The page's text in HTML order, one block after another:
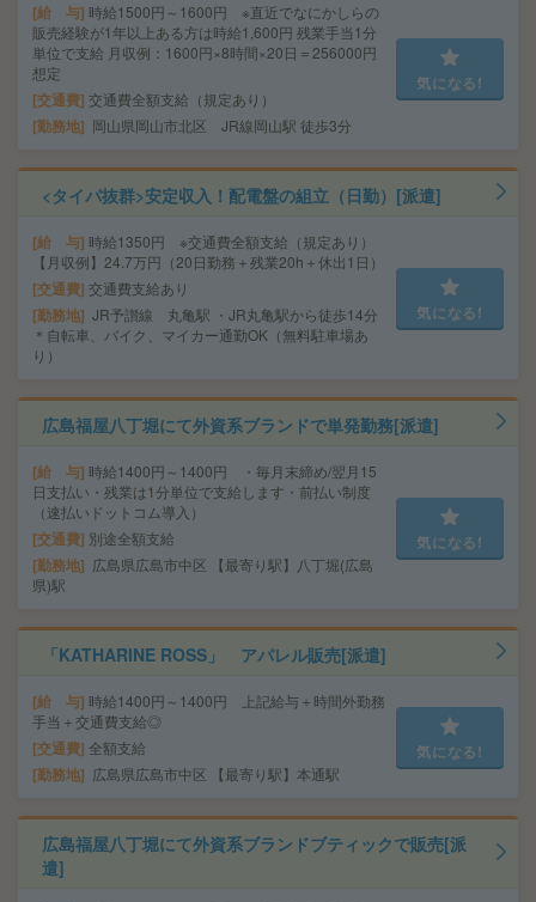
給 与 時給1500円～1600円 ※直近でなにかしらの
販売経験が1年以上ある方は時給1,600円 残業手当1分
単位で支給 月収例：1600円×8時間×20日＝256000円
想定
交通費 交通費全額支給（規定あり）
勤務地 岡山県岡山市北区 JR線岡山駅 徒歩3分
気になる!
<タイパ抜群>安定収入！配電盤の組立（日勤）[派遣]
給 与 時給1350円 ※交通費全額支給（規定あり）
【月収例】24.7万円（20日勤務＋残業20h＋休出1日）
交通費 交通費支給あり
勤務地 JR予讃線 丸亀駅 ・JR丸亀駅から徒歩14分
＊自転車、バイク、マイカー通勤OK（無料駐車場あ
り）
気になる!
広島福屋八丁堀にて外資系ブランドで単発勤務[派遣]
給 与 時給1400円～1400円 ・毎月末締め/翌月15
日支払い・残業は1分単位で支給します・前払い制度
（速払いドットコム導入）
交通費 別途全額支給
勤務地
広島県広島市中区 【最寄り駅】八丁堀(広島
県)駅
気になる!
「KATHARINE ROSS」 アパレル販売[派遣]
給 与 時給1400円～1400円 上記給与＋時間外勤務
手当＋交通費支給◎
交通費 全額支給
勤務地 広島県広島市中区 【最寄り駅】本通駅
気になる!
広島福屋八丁堀にて外資系ブランドブティックで販売[派
遣]